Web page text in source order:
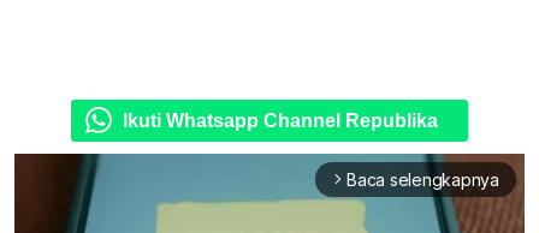
Ikuti Whatsapp Channel Republika
arrow_forward_ios Baca selengkapnya